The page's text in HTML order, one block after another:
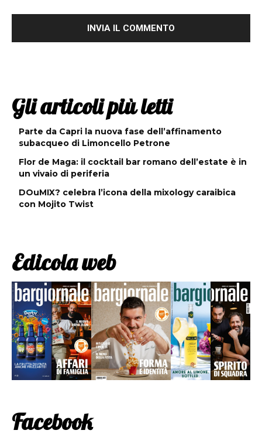
Gli articoli più letti
Parte da Capri la nuova fase dell’affinamento
subacqueo di Limoncello Petrone
Flor de Maga: il cocktail bar romano dell’estate è in
un vivaio di periferia
DOuMIX? celebra l’icona della mixology caraibica
con Mojito Twist
Edicola web
Facebook